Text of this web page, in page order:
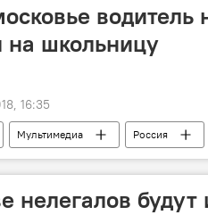
водитель
на школьницу
16:35
Мультимедиа Россия
нелегалов